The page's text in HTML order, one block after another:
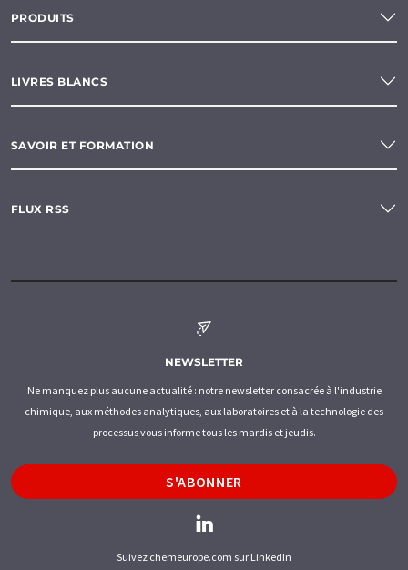
PRODUITS
LIVRES BLANCS
SAVOIR ET FORMATION
FLUX RSS
NEWSLETTER
Ne manquez plus aucune actualité : notre newsletter consacrée à l'industrie
chimique, aux méthodes analytiques, aux laboratoires et à la technologie des
processus vous informe tous les mardis et jeudis.
S'ABONNER
Suivez chemeurope.com sur LinkedIn